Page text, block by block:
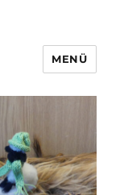
MENÜ